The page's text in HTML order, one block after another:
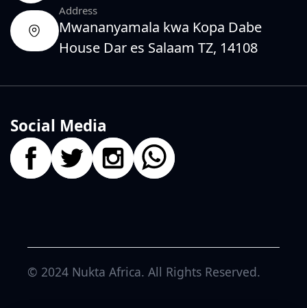
Address
Mwananyamala kwa Kopa Dabe
House Dar es Salaam TZ, 14108
Social Media
© 2024 Nukta Africa. All Rights Reserved.